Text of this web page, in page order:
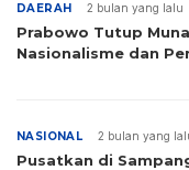
DAERAH 2 bulan yang lalu
Prabowo Tutup
Nasionalisme dan
NASIONAL 2 bulan yang
Pusatkan di